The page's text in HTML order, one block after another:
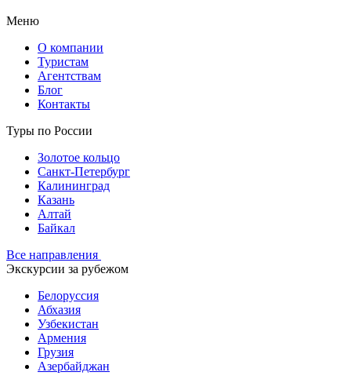
Меню
О компании
Туристам
Агентствам
Блог
Контакты
Туры по России
Золотое кольцо
Санкт-Петербург
Калининград
Казань
Алтай
Байкал
Все направления
Экскурсии за рубежом
Белоруссия
Абхазия
Узбекистан
Армения
Грузия
Азербайджан